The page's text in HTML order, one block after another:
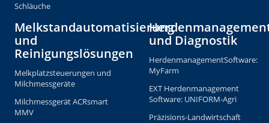
Schläuche
Melkstandautomatisierung
und
Reinigungslösungen
Melkplatzsteuerungen und
Milchmessgeräte
Milchmessgerät ACRsmart
MMV
und Diagnostik
HerdenmanagementSoftware:
MyFarm
EXT Herdenmanagement
Software: UNIFORM-Agri
Präzisions-Landwirtschaft